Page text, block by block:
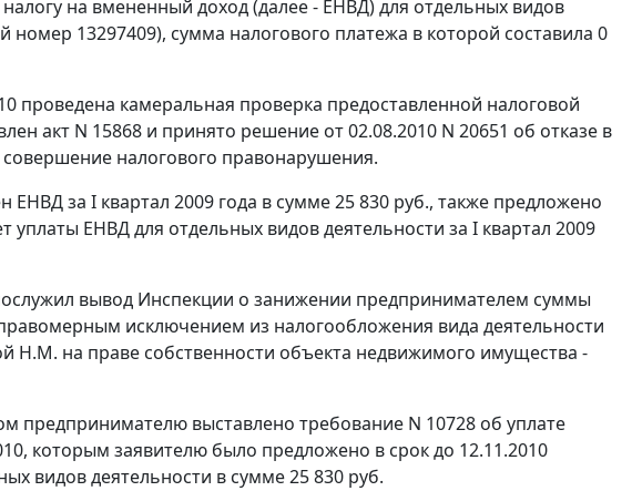
на вмененный доход (далее - ЕНВД) для отдельных видов
номер 13297409), сумма налогового платежа в которой составила 0
проведена камеральная проверка предоставленной налоговой
акт N 15868 и принято решение от 02.08.2010 N 20651 об отказе в
налогового правонарушения.
за I квартал 2009 года в сумме 25 830 руб., также предложено
ЕНВД для отдельных видов деятельности за I квартал 2009
вывод Инспекции о занижении предпринимателем суммы
исключением из налогообложения вида деятельности
Н.М. на праве собственности объекта недвижимого имущества -
предпринимателю выставлено требование N 10728 об уплате
которым заявителю было предложено в срок до 12.11.2010
видов деятельности в сумме 25 830 руб.